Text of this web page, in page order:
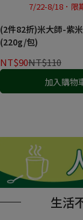
7/22-8/18．限
(2件82折)米大師-紫
(220g/包)
NT$90NT$110
加入購物
生活